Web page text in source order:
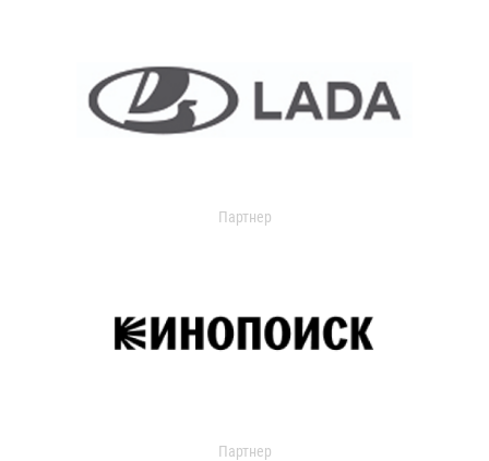
Партнер
Партнер